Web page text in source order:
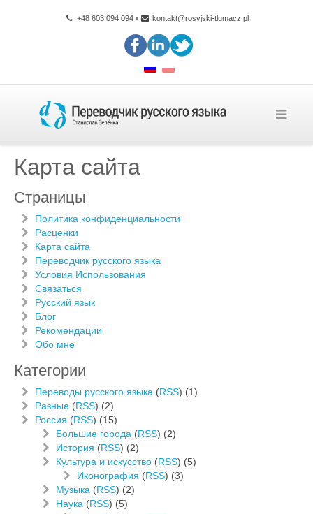
+48 603 094 094• kontakt@rosyjski-tlumacz.pl
Карта сайта
Страницы
Политика конфиденциальности
Расценки
Карта сайта
Переводчик русского языка
Условия Использования
Связаться
Русский язык
Блог
Рекомендации
Обо мне
Категории
Переводы русского языка (RSS) (1)
Разные (RSS) (2)
Россия (RSS) (15)
Большие города (RSS) (2)
История (RSS) (2)
Культура и искусство (RSS) (5)
Иконография (RSS) (3)
Музыка (RSS) (2)
Наука (RSS) (5)